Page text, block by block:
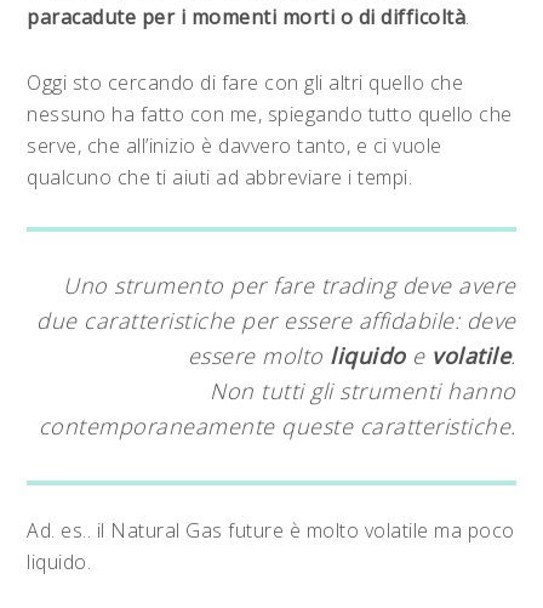
paracadute per i momenti morti o di difficoltà.
Oggi sto cercando di fare con gli altri quello che
nessuno ha fatto con me, spiegando tutto quello che
serve, che all’inizio è davvero tanto, e ci vuole
qualcuno che ti aiuti ad abbreviare i tempi.
Uno strumento per fare trading deve avere
due caratteristiche per essere affidabile: deve
essere molto liquidoe volatile.
Non tutti gli strumenti hanno
contemporaneamente queste caratteristiche.
Ad. es.. il Natural Gas future è molto volatile ma poco
liquido.